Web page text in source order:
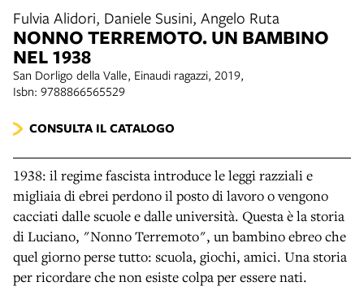
Fulvia Alidori, Daniele Susini, Angelo Ruta
NONNO TERREMOTO. UN BAMBINO
NEL 1938
San Dorligo della Valle, Einaudi ragazzi, 2019,
Isbn: 9788866565529
CONSULTA IL CATALOGO
1938: il regime fascista introduce le leggi razziali e
migliaia di ebrei perdono il posto di lavoro o vengono
cacciati dalle scuole e dalle università. Questa è la storia
di Luciano, "Nonno Terremoto", un bambino ebreo che
quel giorno perse tutto: scuola, giochi, amici. Una storia
per ricordare che non esiste colpa per essere nati.